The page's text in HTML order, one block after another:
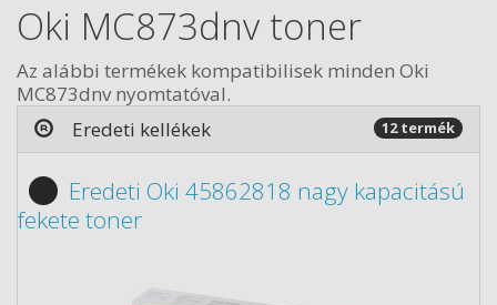
Oki MC873dnv toner
Az alábbi termékek kompatibilisek minden Oki
MC873dnv nyomtatóval.
Eredeti kellékek
12 termék
Eredeti Oki 45862818 nagy kapacitású
fekete toner